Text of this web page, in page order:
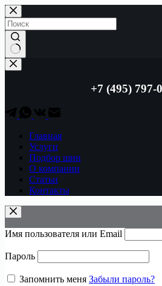
Перейти
к
сути
Ничего
не
+7 (495) 797-
Главная
Услуги
Подбор шин
О компании
Статьи
Контакты
Имя пользователя или Email
Пароль
Запомнить меня Забыли пароль?